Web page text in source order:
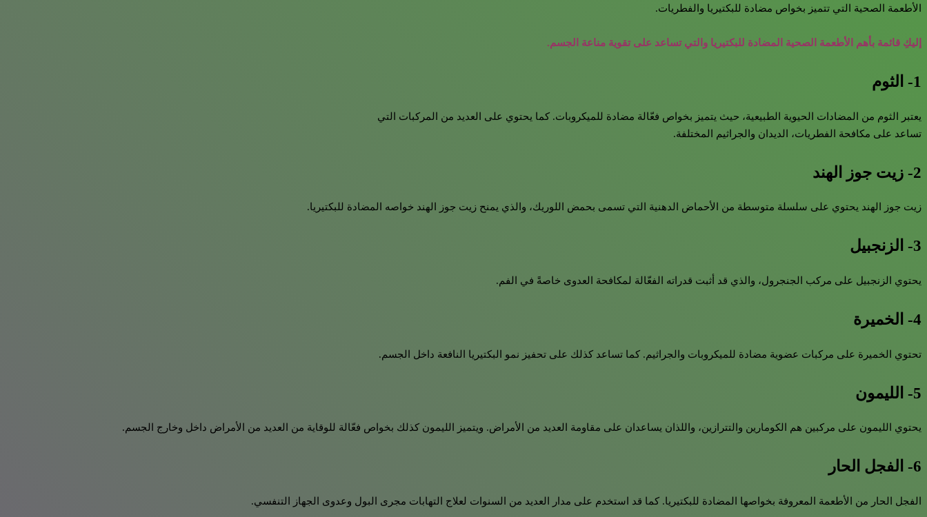
الأطعمة الصحية التي تتميز بخواص مضادة للبكتيريا والفطريات.
إليكِ قائمة بأهم الأطعمة الصحية المضادة للبكتيريا والتي تساعد على تقوية مناعة الجسم.
1- الثوم
يعتبر الثوم من المضادات الحيوية الطبيعية، حيث يتميز بخواص فعّالة مضادة للميكروبات. كما يحتوي على العديد من المركبات التي
تساعد على مكافحة الفطريات، الديدان والجراثيم المختلفة.
2- زيت جوز الهند
زيت جوز الهند يحتوي على سلسلة متوسطة من الأحماض الدهنية التي تسمى بحمض اللوريك، والذي يمنح زيت جوز الهند خواصه المضادة للبكتيريا.
3- الزنجبيل
يحتوي الزنجبيل على مركب الجنجرول، والذي قد أثبت قدراته الفعّالة لمكافحة العدوى خاصةً في الفم.
4- الخميرة
تحتوي الخميرة على مركبات عضوية مضادة للميكروبات والجراثيم. كما تساعد كذلك على تحفيز نمو البكتيريا النافعة داخل الجسم.
5- الليمون
يحتوي الليمون على مركبين هم الكومارين والتترازين، واللذان يساعدان على مقاومة العديد من الأمراض. ويتميز الليمون كذلك بخواص فعّالة للوقاية من العديد من الأمراض داخل وخارج الجسم.
6- الفجل الحار
الفجل الحار من الأطعمة المعروفة بخواصها المضادة للبكتيريا. كما قد استخدم على مدار العديد من السنوات لعلاج التهابات مجرى البول وعدوى الجهاز التنفسي.